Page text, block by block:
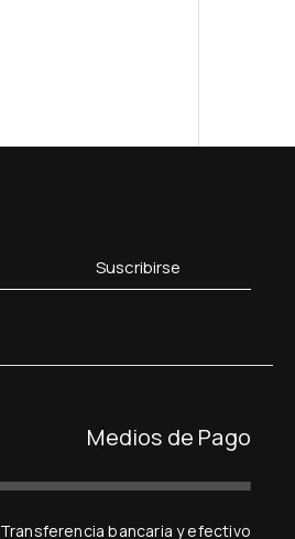
Suscribirse
Medios de Pago
Transferencia bancaria y efectivo